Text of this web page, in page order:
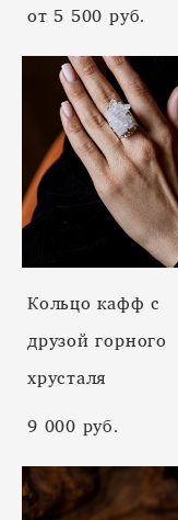
от 5 500 pуб.
Кольцо кафф с
друзой горного
хрусталя
9 000 pуб.